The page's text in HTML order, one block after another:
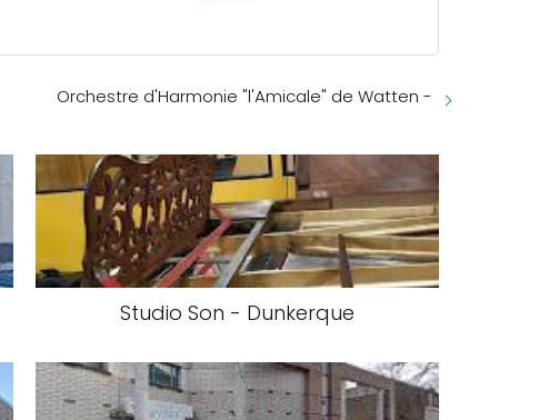
Orchestre d'Harmonie "l'Amicale" de Watten -
Studio Son - Dunkerque